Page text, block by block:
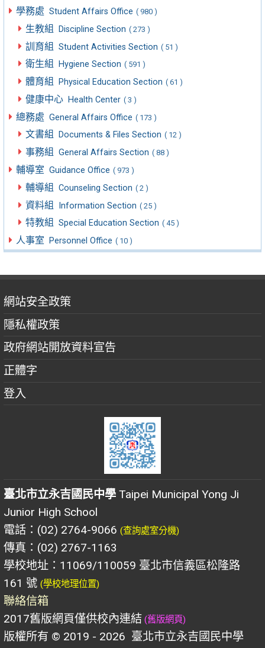
學務處 Student Affairs Office ( 980 )
生教組 Discipline Section ( 273 )
訓育組 Student Activities Section ( 51 )
衛生組 Hygiene Section ( 591 )
體育組 Physical Education Section ( 61 )
健康中心 Health Center ( 3 )
總務處 General Affairs Office ( 173 )
文書組 Documents & Files Section ( 12 )
事務組 General Affairs Section ( 88 )
輔導室 Guidance Office ( 973 )
輔導組 Counseling Section ( 2 )
資料組 Information Section ( 25 )
特教組 Special Education Section ( 45 )
人事室 Personnel Office ( 10 )
網站安全政策
隱私權政策
政府網站開放資料宣告
正體字
登入
臺北市立永吉國民中學 Taipei Municipal Yong Ji
Junior High School
電話：(02) 2764-9066 (查詢處室分機)
傳真：(02) 2767-1163
學校地址：11069/110059 臺北市信義區松隆路
161 號 (學校地理位置)
聯絡信箱
2017舊版網頁僅供校內連結 (舊版網頁)
版權所有 © 2019 - 2026 臺北市立永吉國民中學